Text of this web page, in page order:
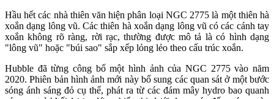
Hầu hết các nhà thiên văn hiện phân loại NGC 2775 là một thiên hà
xoắn dạng lông vũ. Các thiên hà xoắn dạng lông vũ có các cánh tay
xoắn không rõ ràng, rời rạc, thường được mô tả là có hình dạng
"lông vũ" hoặc "búi sao" sắp xếp lỏng lẻo theo cấu trúc xoắn.
Hubble đã từng công bố một hình ảnh của NGC 2775 vào năm
2020. Phiên bản hình ảnh mới này bổ sung các quan sát ở một bước
sóng ánh sáng đỏ cụ thể, phát ra từ các đám mây hydro bao quanh